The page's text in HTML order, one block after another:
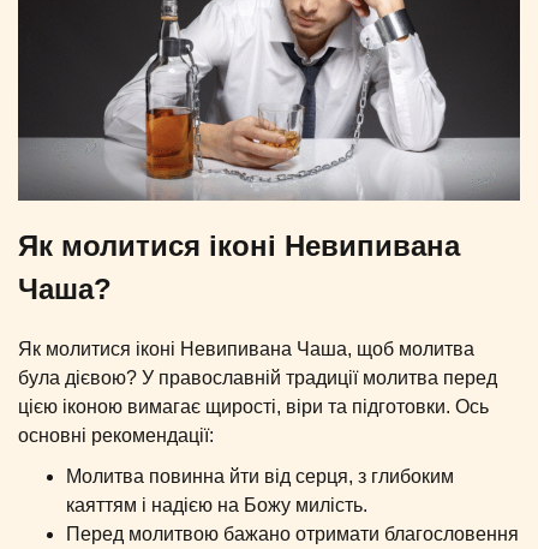
Як молитися іконі Невипивана
Чаша?
Як молитися іконі Невипивана Чаша, щоб молитва
була дієвою? У православній традиції молитва перед
цією іконою вимагає щирості, віри та підготовки. Ось
основні рекомендації:
Молитва повинна йти від серця, з глибоким
каяттям і надією на Божу милість.
Перед молитвою бажано отримати благословення